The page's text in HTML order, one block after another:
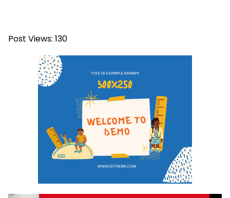
Post Views: 130